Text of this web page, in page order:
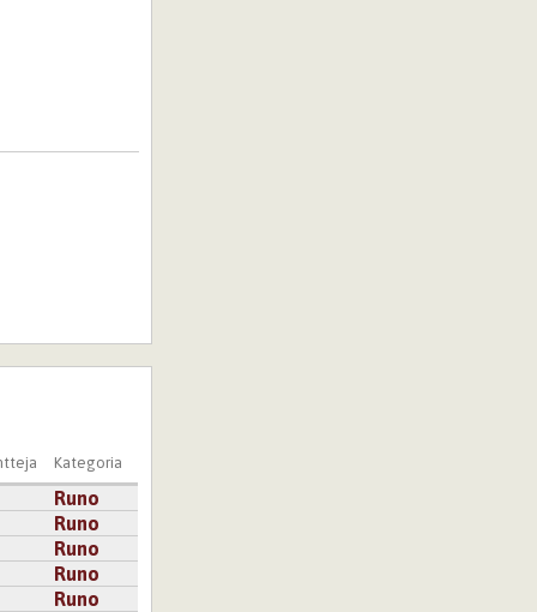
Kategoria
Runo
Runo
Runo
Runo
Runo